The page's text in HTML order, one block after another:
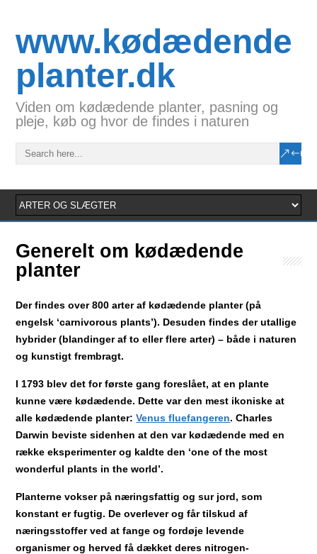
www.kødædende
planter.dk
Viden om kødædende planter, pasning og
pleje, køb og hvor de findes i naturen
Generelt om kødædende
planter
Der findes over 800 arter af kødædende planter (på
engelsk ‘carnivorous plants’). Desuden findes der utallige
hybrider (blandinger af to eller flere arter) – både i naturen
og kunstigt frembragt.
I 1793 blev det for første gang foreslået, at en plante
kunne være kødædende. Dette var den mest ikoniske at
alle kødædende planter:Venus fluefangeren. Charles
Darwin beviste sidenhen at den var kødædende med en
række eksperimenter og kaldte den ‘one of the most
wonderful plants in the world’.
Planterne vokser på næringsfattig og sur jord, som
konstant er fugtig. De overlever og får tilskud af
næringsstoffer ved at fange og fordøje levende
organismer og herved få dækket deres nitrogen-